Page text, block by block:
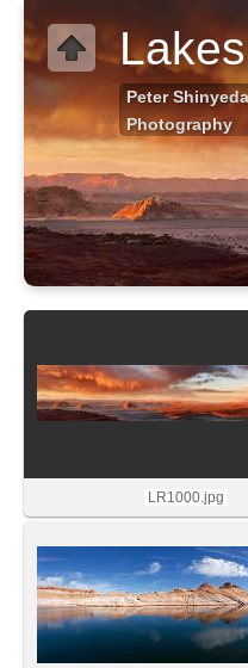
Peter Shinyeda
Photography
LR1000.jpg